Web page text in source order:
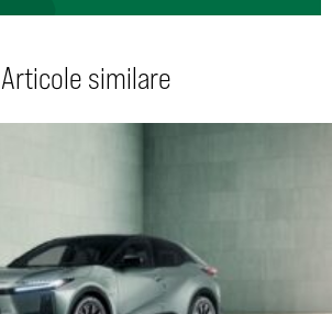
Articole similare